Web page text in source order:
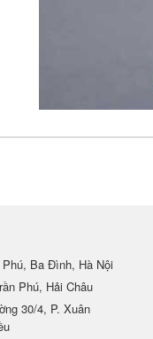
Phú, Ba Đình, Hà Nội
Phú, Hải Châu
30/4, P. Xuân